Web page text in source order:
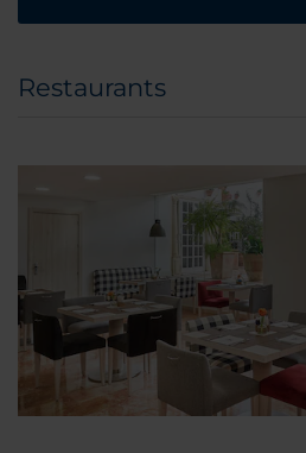
Restaurants